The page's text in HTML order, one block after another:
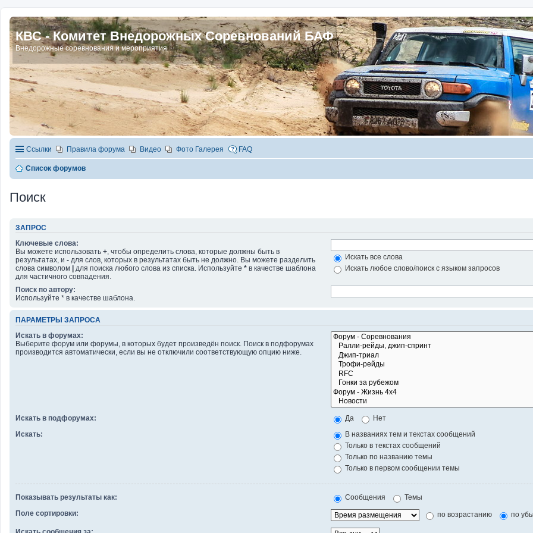
КВС - Комитет Внедорожных Соревнований БАФ
Внедорожные соревнования и мероприятия
Ссылки Правила форума Видео Фото Галерея FAQ
Список форумов
Поиск
ЗАПРОС
Ключевые слова:
Вы можете использовать +, чтобы определить слова, которые должны быть в
результатах, и - для слов, которых в результатах быть не должно. Вы можете разделить
слова символом
для поиска любого слова из списка. Используйте * в качестве шаблона
для частичного совпадения.
Искать все слова
Искать любое слово/поиск с языком запросов
Поиск по автору:
Используйте * в качестве шаблона.
ПАРАМЕТРЫ ЗАПРОСА
Искать в форумах:
Выберите форум или форумы, в которых будет произведён поиск. Поиск в подфорумах
производится автоматически, если вы не отключили соответствующую опцию ниже.
Искать в подфорумах: Да
Нет
Искать:
В названиях тем и текстах сообщений
Только в текстах сообщений
Только по названию темы
Только в первом сообщении темы
Показывать результаты как: Сообщения
Темы
Поле сортировки:
по возрастанию по